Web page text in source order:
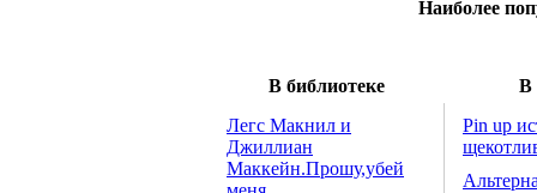
Наиболее
В библиотеке
В
Легс Макнил и
Джиллиан
Маккейн.Прошу,убей
Pin up